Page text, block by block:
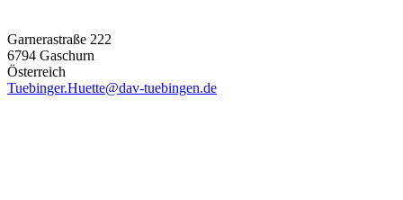
Garnerastraße 222
6794 Gaschurn
Österreich
Tuebinger.Huette@dav-tuebingen.de